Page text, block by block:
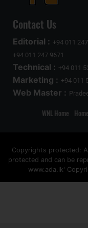
Contact Us
Editorial : +94 011
+94 011 247 9671
Technical : +94 011
Marketing : +94 011
Web Master :
WNL Home
Copyrights protected:
protected and can be
www.ada.lk'